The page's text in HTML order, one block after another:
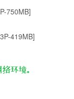
750MB]
419MB]